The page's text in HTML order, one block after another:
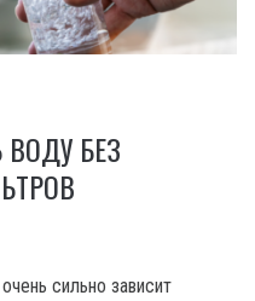
БЕЗ
сильно зависит